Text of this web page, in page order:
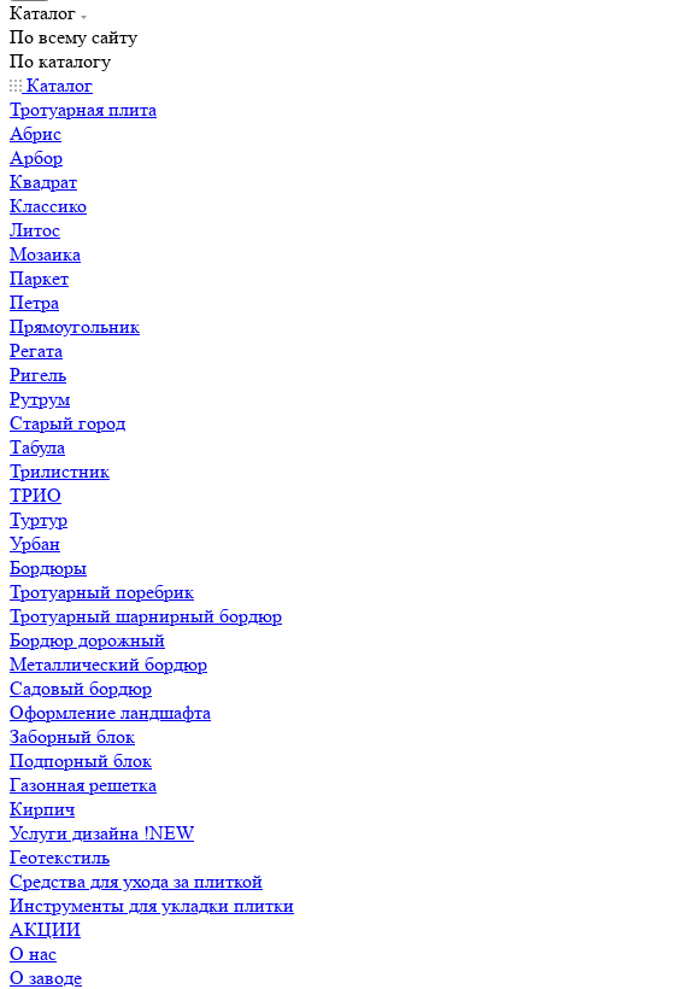
Каталог
По всему сайту
По каталогу
Каталог
Тротуарная плита
Абрис
Арбор
Квадрат
Классико
Литос
Мозаика
Паркет
Петра
Прямоугольник
Регата
Ригель
Рутрум
Старый город
Табула
Трилистник
ТРИО
Туртур
Урбан
Бордюры
Тротуарный поребрик
Тротуарный шарнирный бордюр
Бордюр дорожный
Металлический бордюр
Садовый бордюр
Оформление ландшафта
Заборный блок
Подпорный блок
Газонная решетка
Кирпич
Услуги дизайна !NEW
Геотекстиль
Средства для ухода за плиткой
Инструменты для укладки плитки
АКЦИИ
О нас
О заводе